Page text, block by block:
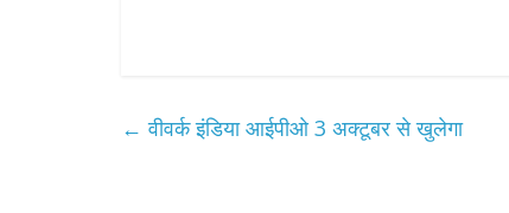
← वीवर्क इंडिया आईपीओ 3 अक्टूबर से खुलेगा